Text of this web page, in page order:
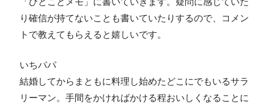
り確信が持てないことも書いていたりするので、コメン
トで教えてもらえると嬉しいです。
いちパパ
結婚してからまともに料理し始めたどこにでもいるサラ
リーマン。手間をかければかける程おいしくなることに